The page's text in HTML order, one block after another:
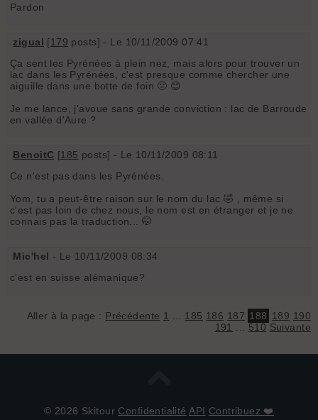
Pardon
zigual [179 posts] - Le 10/11/2009 07:41
Ça sent les Pyrénées à plein nez, mais alors pour trouver un
lac dans les Pyrénées, c'est presque comme chercher une
aiguille dans une botte de foin 🤢 😊
Je me lance, j'avoue sans grande conviction : lac de Barroude
en vallée d'Aure ?
BenoitC [185 posts] - Le 10/11/2009 08:11
Ce n'est pas dans les Pyrénées.
Yom, tu a peut-être raison sur le nom du lac 🤣 , même si
c'est pas loin de chez nous, le nom est en étranger et je ne
connais pas la traduction... 🤭
Mic'hel - Le 10/11/2009 08:34
c'est en suisse alémanique?
Aller à la page : Précédente 1 185 186 187 188 189 190
191
510 Suivante
© 2026 Skitour Confidentialité API Contribuez ❤️